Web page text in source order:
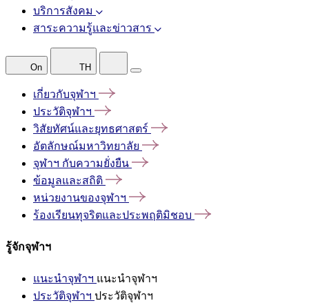
บริการสังคม
สาระความรู้และข่าวสาร
On TH
เกี่ยวกับจุฬาฯ
ประวัติจุฬาฯ
วิสัยทัศน์และยุทธศาสตร์
อัตลักษณ์มหาวิทยาลัย
จุฬาฯ กับความยั่งยืน
ข้อมูลและสถิติ
หน่วยงานของจุฬาฯ
ร้องเรียนทุจริตและประพฤติมิชอบ
รู้จักจุฬาฯ
แนะนำจุฬาฯ แนะนำจุฬาฯ
ประวัติจุฬาฯ ประวัติจุฬาฯ